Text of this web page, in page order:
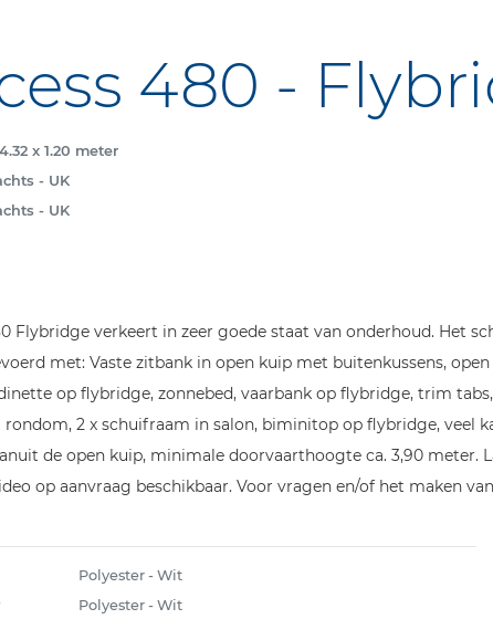
480 -
x 1.20 meter
- UK
- UK
Flybridge verkeert in zeer goede staat van onderhoud. Het
met: Vaste zitbank in open kuip met buitenkussens,
op flybridge, zonnebed, vaarbank op flybridge, trim
rondom, 2 x schuifraam in salon, biminitop op flybridge,
de open kuip, minimale doorvaarthoogte ca. 3,90
op aanvraag beschikbaar. Voor vragen en/of het maken
Polyester - Wit
Polyester - Wit